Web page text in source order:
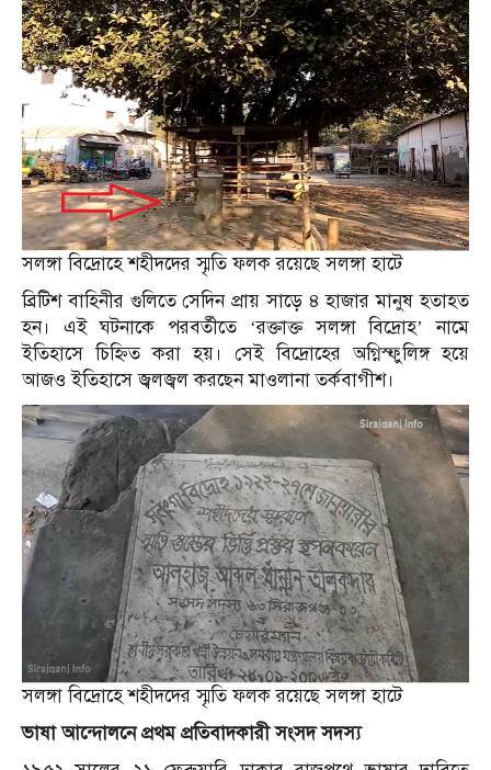
সলঙ্গা বিদ্রোহে শহীদদের স্মৃতি ফলক রয়েছে সলঙ্গা হাটে
ব্রিটিশ বাহিনীর গুলিতে সেদিন প্রায় সাড়ে ৪ হাজার মানুষ হতাহত
হন। এই ঘটনাকে পরবর্তীতে ‘রক্তাক্ত সলঙ্গা বিদ্রোহ’ নামে
ইতিহাসে চিহ্নিত করা হয়। সেই বিদ্রোহের অগ্নিস্ফুলিঙ্গ হয়ে
আজও ইতিহাসে জ্বলজ্বল করছেন মাওলানা তর্কবাগীশ।
সলঙ্গা বিদ্রোহে শহীদদের স্মৃতি ফলক রয়েছে সলঙ্গা হাটে
ভাষা আন্দোলনে প্রথম প্রতিবাদকারী সংসদ সদস্য